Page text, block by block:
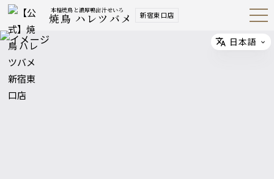
本格焼鳥と濃厚鴨出汁せいろ
焼鳥 ハレツバメ 新宿東口店 Open
Navig
Select
日本語